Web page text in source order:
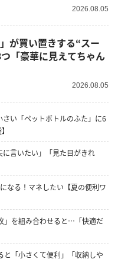
2026.08.05
が買い置きする“スー
「豪華に見えてちゃん
2026.08.05
い「ペットボトルのふた」に6
言いたい」「見た目がきれ
なる！マネしたい【夏の便利ワ
」を組み合わせると…「快適だ
「小さくて便利」「収納しや